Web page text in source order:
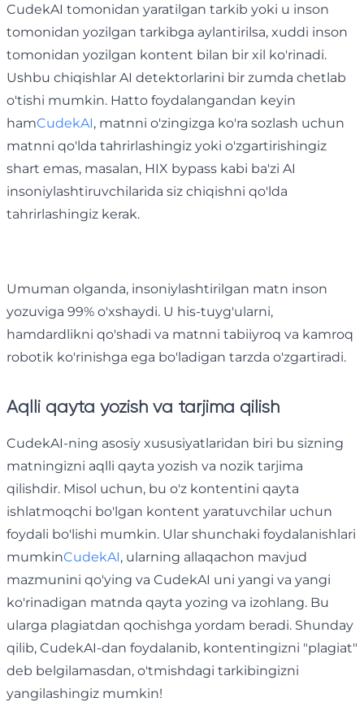
CudekAI tomonidan yaratilgan tarkib yoki u inson
tomonidan yozilgan tarkibga aylantirilsa, xuddi inson
tomonidan yozilgan kontent bilan bir xil ko'rinadi.
Ushbu chiqishlar AI detektorlarini bir zumda chetlab
o'tishi mumkin. Hatto foydalangandan keyin
hamCudekAI, matnni o'zingizga ko'ra sozlash uchun
matnni qo'lda tahrirlashingiz yoki o'zgartirishingiz
shart emas, masalan, HIX bypass kabi ba'zi AI
insoniylashtiruvchilarida siz chiqishni qo'lda
tahrirlashingiz kerak.
Umuman olganda, insoniylashtirilgan matn inson
yozuviga 99% o'xshaydi. U his-tuyg'ularni,
hamdardlikni qo'shadi va matnni tabiiyroq va kamroq
robotik ko'rinishga ega bo'ladigan tarzda o'zgartiradi.
Aqlli qayta yozish va tarjima qilish
CudekAI-ning asosiy xususiyatlaridan biri bu sizning
matningizni aqlli qayta yozish va nozik tarjima
qilishdir. Misol uchun, bu o'z kontentini qayta
ishlatmoqchi bo'lgan kontent yaratuvchilar uchun
foydali bo'lishi mumkin. Ular shunchaki foydalanishlari
mumkinCudekAI, ularning allaqachon mavjud
mazmunini qo'ying va CudekAI uni yangi va yangi
ko'rinadigan matnda qayta yozing va izohlang. Bu
ularga plagiatdan qochishga yordam beradi. Shunday
qilib, CudekAI-dan foydalanib, kontentingizni "plagiat"
deb belgilamasdan, o'tmishdagi tarkibingizni
yangilashingiz mumkin!